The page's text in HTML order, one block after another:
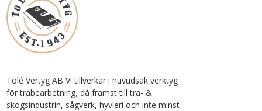
Tolé Vertyg AB Vi tillverkar i huvudsak verktyg
för träbearbetning, då främst till trä- &
skogsindustrin, sågverk, hyvleri och inte minst